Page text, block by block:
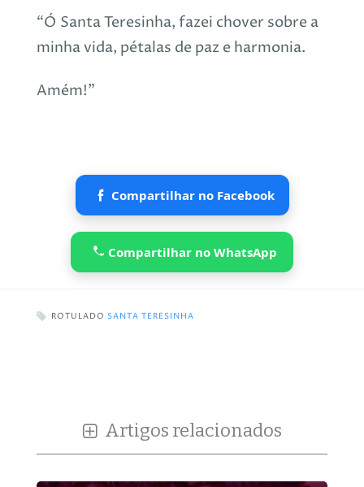
“Ó Santa Teresinha, fazei chover sobre a
minha vida, pétalas de paz e harmonia.
Amém!”
Compartilhar no Facebook
Compartilhar no WhatsApp
ROTULADO SANTA TERESINHA
Artigos relacionados